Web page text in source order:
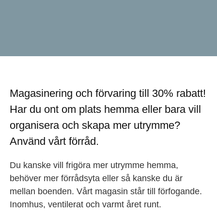
Magasinering och förvaring till 30% rabatt!
Har du ont om plats hemma eller bara vill
organisera och skapa mer utrymme?
Använd vårt förråd.
Du kanske vill frigöra mer utrymme hemma,
behöver mer förrådsyta eller så kanske du är
mellan boenden. Vårt magasin står till förfogande.
Inomhus, ventilerat och varmt året runt.